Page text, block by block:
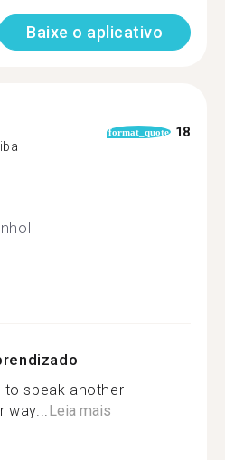
Baixe o aplicativo
format_quote 18
to speak another
way...Leia mais